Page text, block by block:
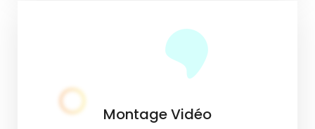
Montage Vidéo